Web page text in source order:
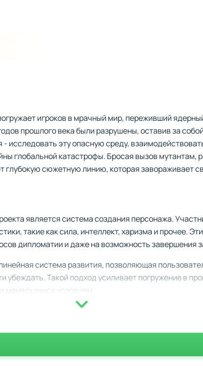
игроков в мрачный мир, переживший
прошлого века были разрушены, оставив за
исследовать эту опасную среду,
глобальной катастрофы. Бросая вызов мутантам,
глубокую сюжетную линию, которая завораживает
является система создания персонажа.
такие как сила, интеллект, харизма и прочее.
дипломатии и даже на возможность завершения
система развития, позволяющая
убеждать. Такой подход усиливает погружение в
меняющимся условиям.
огромные локации, наполненные секретами и
и могут изменить развитие истории.
найденных ресурсов для создания оружия,